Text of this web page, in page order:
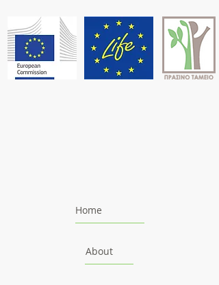
Home
About